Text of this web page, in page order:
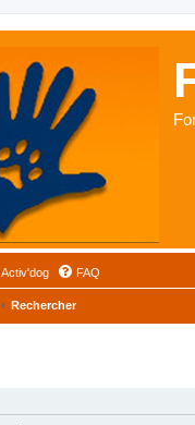
Activ'dog FAQ
Rechercher